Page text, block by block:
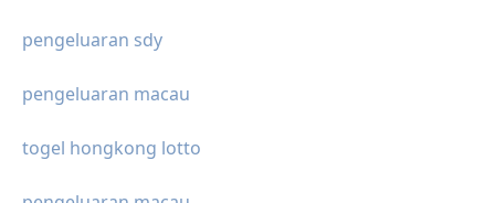
pengeluaran sdy
pengeluaran macau
togel hongkong lotto